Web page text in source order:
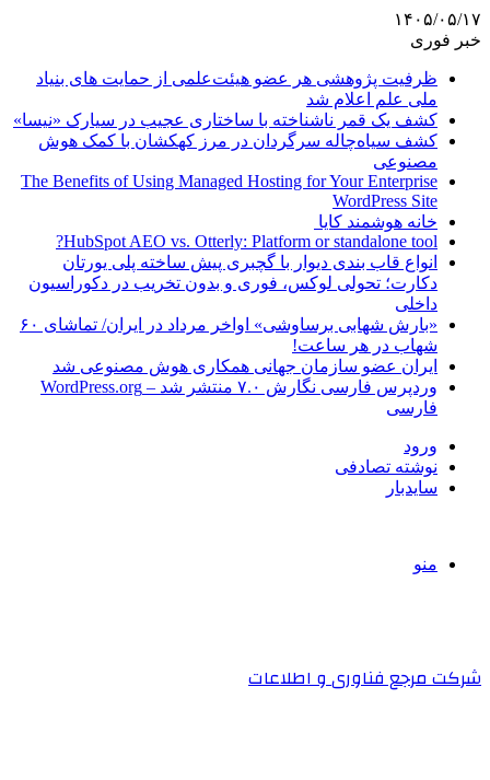
۱۴۰۵/۰۵/۱۷
خبر فوری
ظرفیت پژوهشی هر عضو هیئت‌علمی از حمایت های بنیاد
ملی علم اعلام شد
کشف یک قمر ناشناخته با ساختاری عجیب در سیارک «نیسا»
کشف سیاه‌چاله سرگردان در مرز کهکشان با کمک هوش
مصنوعی
The Benefits of Using Managed Hosting for Your Enterprise
WordPress Site
خانه هوشمند کایا
HubSpot AEO vs. Otterly: Platform or standalone tool?
انواع قاب بندی دیوار با گچبری پیش ساخته پلی یورتان
دکارت؛ تحولی لوکس، فوری و بدون تخریب در دکوراسیون
داخلی
«بارش شهابی برساوشی» اواخر مرداد در ایران/ تماشای ۶۰
شهاب در هر ساعت!
ایران عضو سازمان جهانی همکاری هوش مصنوعی شد
وردپرس فارسی نگارش ۷.۰ منتشر شد – WordPress.org
فارسی
ورود
نوشته تصادفی
سایدبار
منو
شرکت مرجع فناوری و اطلاعات